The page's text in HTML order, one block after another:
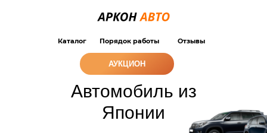
Каталог Порядок работы Отзывы
Автомобиль из
Японии